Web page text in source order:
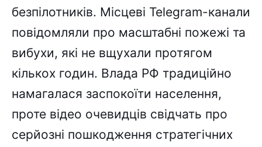
безпілотників. Місцеві Telegram-канали
повідомляли про масштабні пожежі та
вибухи, які не вщухали протягом
кількох годин. Влада РФ традиційно
намагалася заспокоїти населення,
проте відео очевидців свідчать про
серйозні пошкодження стратегічних